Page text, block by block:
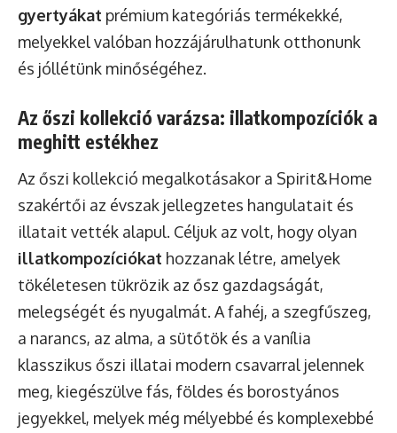
gyertyákat prémium kategóriás termékekké,
melyekkel valóban hozzájárulhatunk otthonunk
és jóllétünk minőségéhez.
Az őszi kollekció varázsa: illatkompozíciók a
meghitt estékhez
Az őszi kollekció megalkotásakor a Spirit&Home
szakértői az évszak jellegzetes hangulatait és
illatait vették alapul. Céljuk az volt, hogy olyan
illatkompozíciókat hozzanak létre, amelyek
tökéletesen tükrözik az ősz gazdagságát,
melegségét és nyugalmát. A fahéj, a szegfűszeg,
a narancs, az alma, a sütőtök és a vanília
klasszikus őszi illatai modern csavarral jelennek
meg, kiegészülve fás, földes és borostyános
jegyekkel, melyek még mélyebbé és komplexebbé